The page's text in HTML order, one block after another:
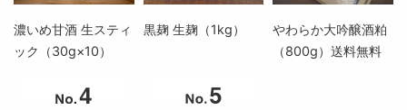
濃いめ甘酒 生スティ
ック（30g×10）
黒麹 生麹（1kg）
やわらか大吟醸酒粕
（800g）送料無料